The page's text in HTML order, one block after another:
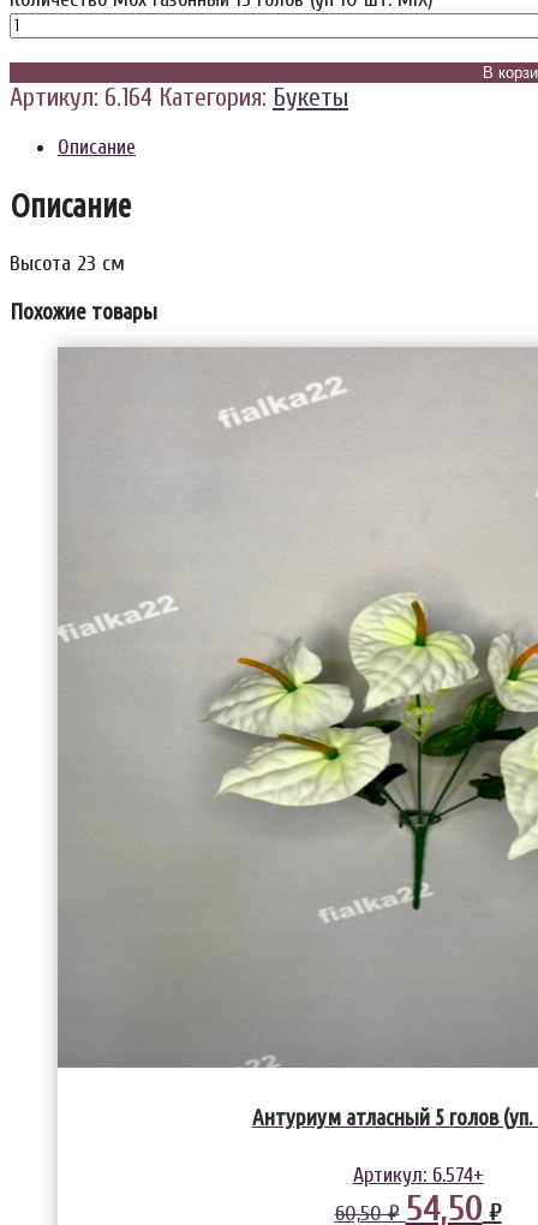
В
Артикул: 6.164 Категория: Букеты
Описание
Описание
Высота 23 см
Похожие товары
Антуриум атласный 5 голов
Артикул: 6.574+
60,50 ₽ 54,50 ₽